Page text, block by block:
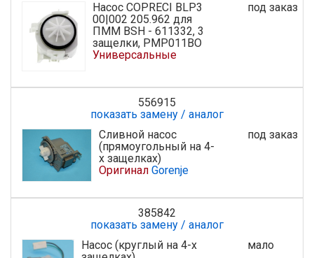
Насос COPRECI BLP3
00|002 205.962 для
ПММ BSH - 611332, 3
защелки, PMP011BO
Универсальные
под заказ
556915
показать замену / аналог
Сливной насос
(прямоугольный на 4-
х защелках)
Оригинал Gorenje
под заказ
385842
показать замену / аналог
Насос (круглый на 4-х
мало